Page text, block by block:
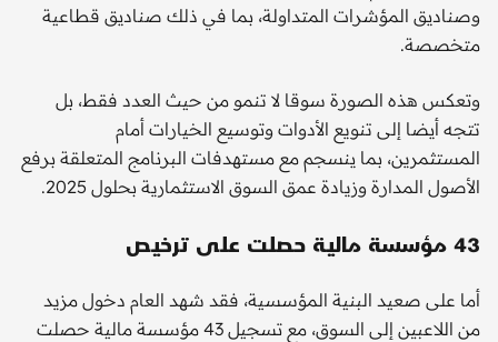
وصناديق المؤشرات المتداولة، بما في ذلك صناديق قطاعية
متخصصة.
وتعكس هذه الصورة سوقا لا تنمو من حيث العدد فقط، بل
تتجه أيضا إلى تنويع الأدوات وتوسيع الخيارات أمام
المستثمرين، بما ينسجم مع مستهدفات البرنامج المتعلقة برفع
الأصول المدارة وزيادة عمق السوق الاستثمارية بحلول 2025.
43 مؤسسة مالية حصلت على ترخيص
أما على صعيد البنية المؤسسية، فقد شهد العام دخول مزيد
من اللاعبين إلى السوق، مع تسجيل 43 مؤسسة مالية حصلت